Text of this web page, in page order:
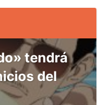
tendrá
del